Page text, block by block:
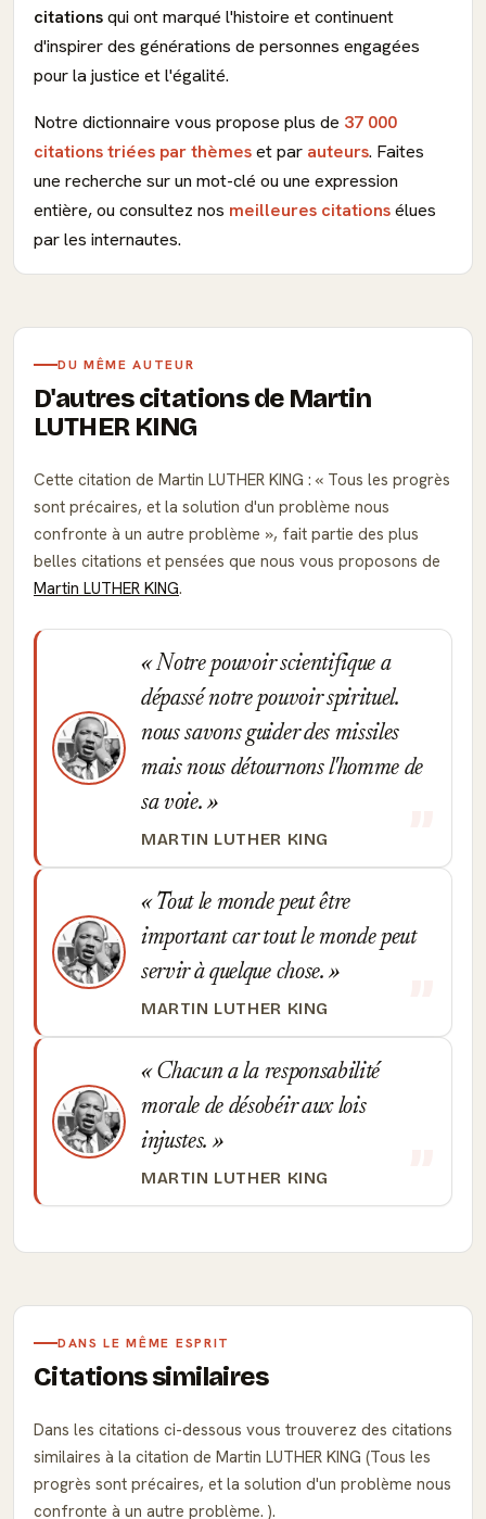
citationsqui ont marqué l'histoire et continuent
d'inspirer des générations de personnes engagées
pour la justice et l'égalité.
Notre dictionnaire vous propose plus de 37 000
citations triées par thèmeset par auteurs. Faites
une recherche sur un mot-clé ou une expression
entière, ou consultez nos meilleures citationsélues
par les internautes.
DU MÊME AUTEUR
D'autres citations de Martin
LUTHER KING
Cette citation de Martin LUTHER KING :
Tous les progrès
sont précaires, et la solution d'un problème nous
confronte à un autre problème
, fait partie des plus
belles citations et pensées que nous vous proposons de
Martin LUTHER KING.
Notre pouvoir scientifique a
dépassé notre pouvoir spirituel.
nous savons guider des missiles
mais nous détournons l'homme de
sa voie.
MARTIN LUTHER KING
Tout le monde peut être
important car tout le monde peut
servir à quelque chose.
MARTIN LUTHER KING
Chacun a la responsabilité
morale de désobéir aux lois
injustes.
MARTIN LUTHER KING
DANS LE MÊME ESPRIT
Citations similaires
Dans les citations ci-dessous vous trouverez des citations
similaires à la citation de Martin LUTHER KING (Tous les
progrès sont précaires, et la solution d'un problème nous
confronte à un autre problème. ).